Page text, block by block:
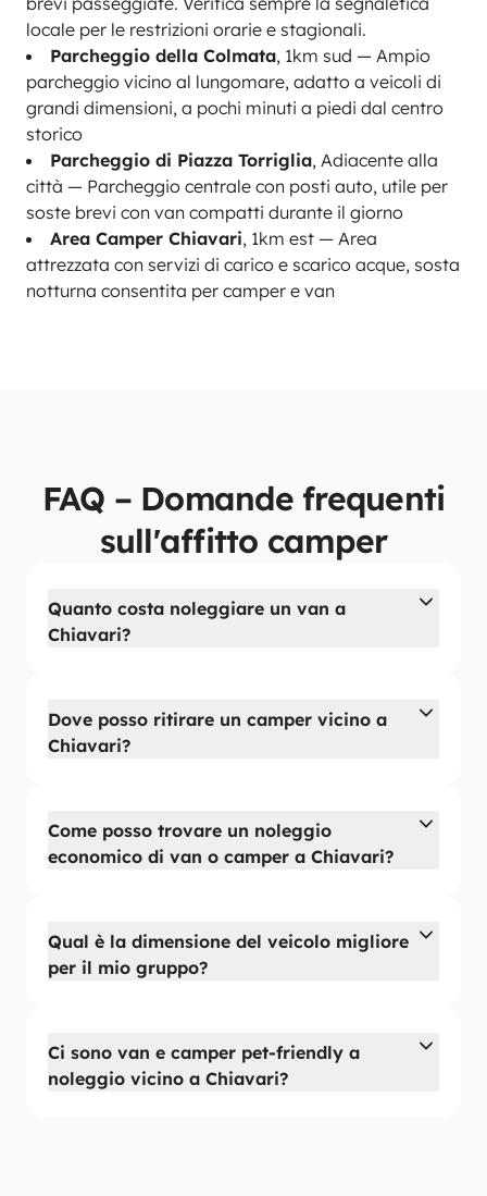
locale per le restrizioni orarie e stagionali.
Parcheggio della Colmata, 1km sud — Ampio
parcheggio vicino al lungomare, adatto a veicoli di
grandi dimensioni, a pochi minuti a piedi dal centro
storico
Parcheggio di Piazza Torriglia, Adiacente alla
città — Parcheggio centrale con posti auto, utile per
soste brevi con van compatti durante il giorno
Area Camper Chiavari, 1km est — Area
attrezzata con servizi di carico e scarico acque, sosta
notturna consentita per camper e van
FAQ – Domande frequenti
sull'affitto camper
Quanto costa noleggiare un van a
Chiavari?
Dove posso ritirare un camper vicino a
Chiavari?
Come posso trovare un noleggio
economico di van o camper a Chiavari?
Qual è la dimensione del veicolo migliore
per il mio gruppo?
Ci sono van e camper pet-friendly a
noleggio vicino a Chiavari?